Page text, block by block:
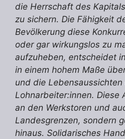
die Herrschaft des
zu sichern. Die Fähigkeit
Bevölkerung diese
oder gar wirkungslos zu
aufzuheben, entscheidet
in einem hohem Maße
und die Lebensaussichten
Lohnarbeiter:innen. Diese
an den Werkstoren und
Landesgrenzen, sondern
hinaus. Solidarisches